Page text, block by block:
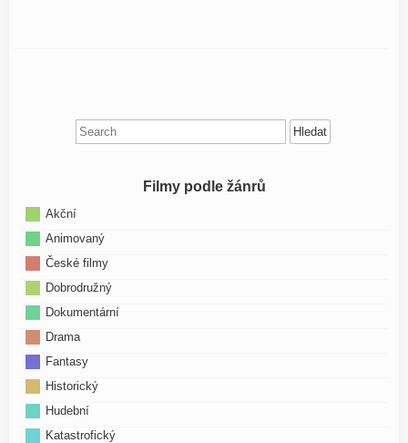
Search
for:
Filmy podle žánrů
Akční
Animovaný
České filmy
Dobrodružný
Dokumentární
Drama
Fantasy
Historický
Hudební
Katastrofický